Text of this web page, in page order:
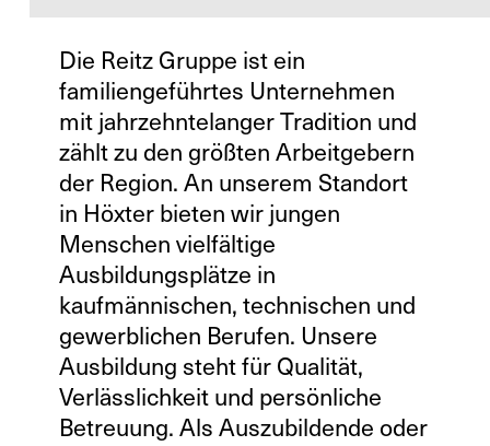
Infocenter
AGB
Datenschutz
Impressum
DE EN SV ZH
Die Reitz Gruppe ist ein
familiengeführtes Unternehmen
mit jahrzehntelanger Tradition und
zählt zu den größten Arbeitgebern
der Region. An unserem Standort
in Höxter bieten wir jungen
Menschen vielfältige
Ausbildungsplätze in
kaufmännischen, technischen und
gewerblichen Berufen. Unsere
Ausbildung steht für Qualität,
Verlässlichkeit und persönliche
Betreuung. Als Auszubildende oder